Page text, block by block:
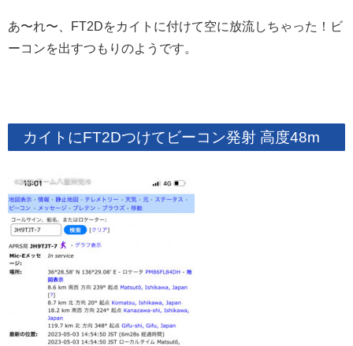
あ〜れ〜、FT2Dをカイトに付けて空に放流しちゃった！ビ
ーコンを出すつもりのようです。
カイトにFT2Dつけてビーコン発射 高度48m